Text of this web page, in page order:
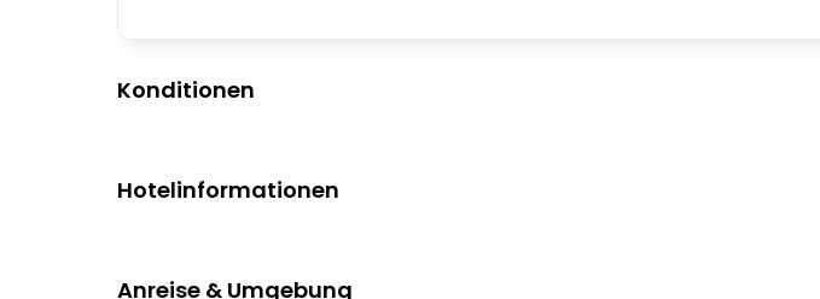
Konditionen
Hotelinformationen
Anreise & Umgebung